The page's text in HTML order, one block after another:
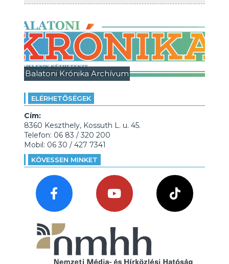
Balatoni Krónika Archívum
ELÉRHETŐSÉGEK
Cím:
8360 Keszthely, Kossuth L. u. 45.
Telefon: 06 83 / 320 200
Mobil: 06 30 / 427 7341
KÖVESSEN MINKET